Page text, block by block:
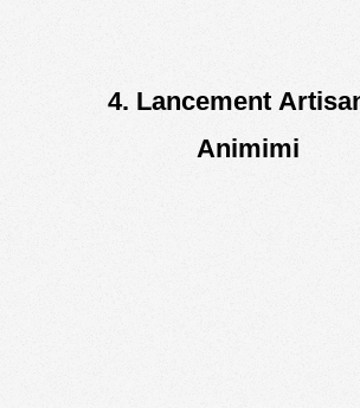
4. Lancement
Animimi